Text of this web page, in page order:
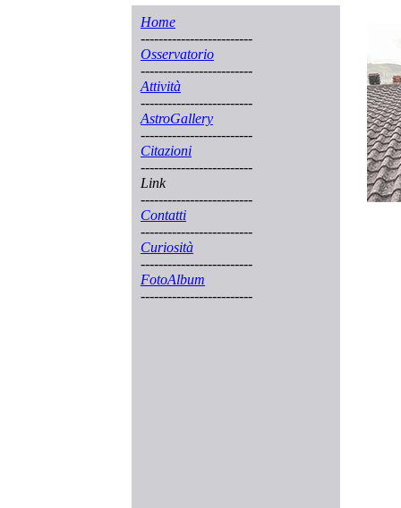
Home
-------------------------
Osservatorio
-------------------------
Attività
-------------------------
AstroGallery
-------------------------
Citazioni
-------------------------
Link
-------------------------
Contatti
-------------------------
Curiosità
-------------------------
FotoAlbum
-------------------------